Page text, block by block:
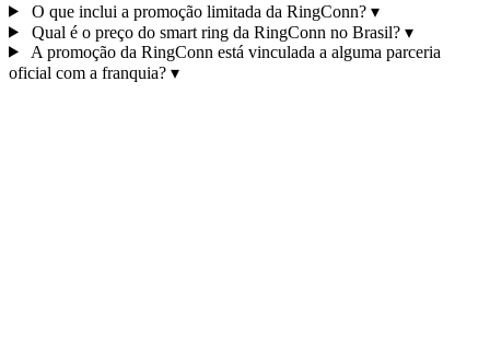
O que inclui a promoção limitada da RingConn? ▾
Qual é o preço do smart ring da RingConn no Brasil? ▾
A promoção da RingConn está vinculada a alguma parceria
oficial com a franquia? ▾